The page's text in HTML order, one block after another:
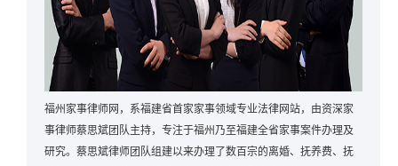
福州家事律师网，系福建省首家家事领域专业法律网站，由资深家
事律师蔡思斌团队主持，专注于福州乃至福建全省家事案件办理及
研究。蔡思斌律师团队组建以来办理了数百宗的离婚、抚养费、抚